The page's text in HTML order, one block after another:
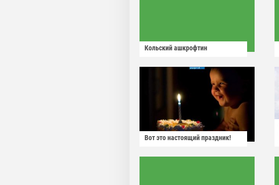
Кольский ашкрофтин
Вот это настоящий праздник!